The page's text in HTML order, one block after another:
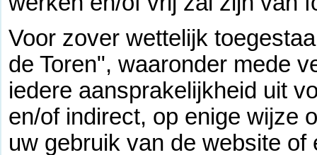
Voor zover wettelijk
de Toren", waaronder mede
iedere aansprakelijkheid uit
en/of indirect, op enige wijze
uw gebruik van de website